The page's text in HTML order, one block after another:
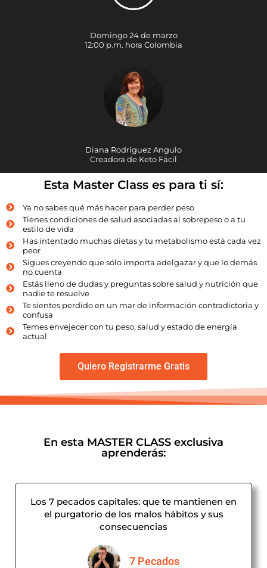
Domingo 24 de marzo
12:00 p.m. hora Colombia
Diana Rodríguez Angulo
Creadora de Keto Fácil
Esta Master Class es para ti sí:
Ya no sabes qué más hacer para perder peso
Tienes condiciones de salud asociadas al sobrepeso o a tu
estilo de vida
Has intentado muchas dietas y tu metabolismo está cada vez
peor
Sigues creyendo que sólo importa adelgazar y que lo demás
no cuenta
Estás lleno de dudas y preguntas sobre salud y nutrición que
nadie te resuelve
Te sientes perdido en un mar de información contradictoria y
confusa
Temes envejecer con tu peso, salud y estado de energía
actual
Quiero Registrarme Gratis
En esta MASTER CLASS exclusiva
aprenderás:
Los 7 pecados capitales: que te mantienen en
el purgatorio de los malos hábitos y sus
consecuencias
7 Pecados